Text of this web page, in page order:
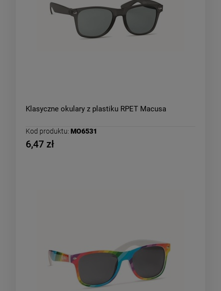
Klasyczne okulary z plastiku RPET Macusa
Kod produktu: MO6531
6,47 zł